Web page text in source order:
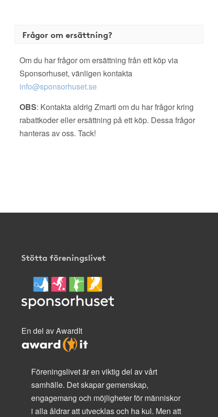
Frågor om ersättning?
Om du har frågor om ersättning från ett köp via
Sponsorhuset, vänligen kontakta
info@sponsorhuset.se
OBS: Kontakta aldrig Zmarti om du har frågor kring
rabattkoder eller ersättning på ett köp. Dessa frågor
hanteras av oss. Tack!
Stötta föreningslivet
En del av AwardIt
Föreningslivet är en viktig del av vårt
samhälle. Det skapar gemenskap,
engagemang och möjligheter för människor
i alla åldrar att utvecklas och ha kul. Men att